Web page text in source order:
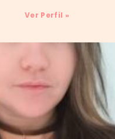
Ver Perfil »